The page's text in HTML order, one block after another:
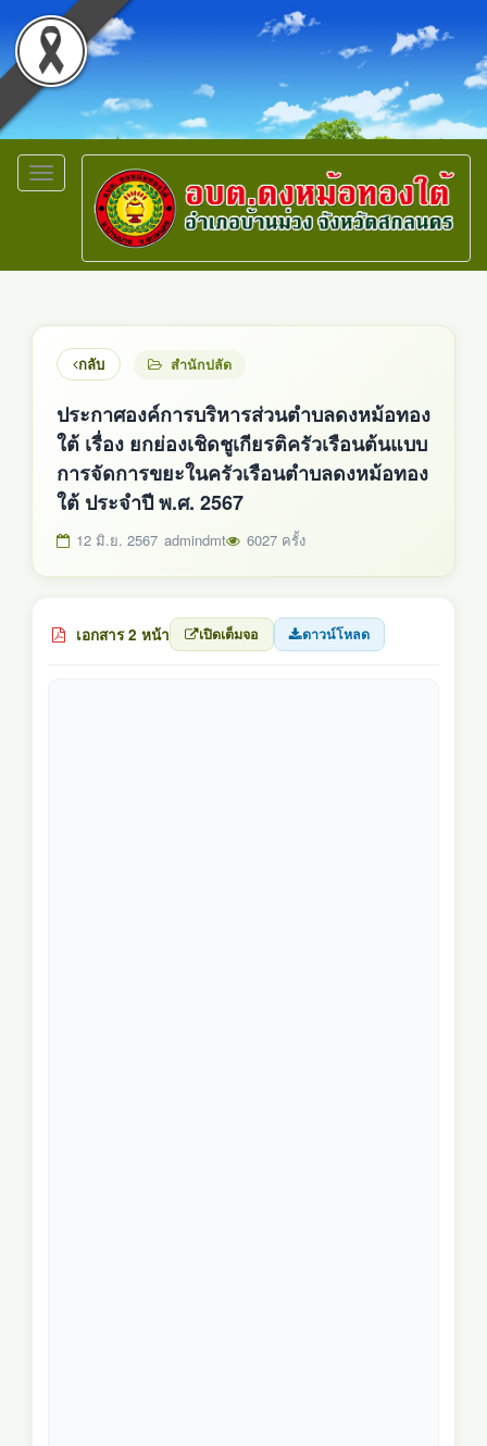
Toggle
navigation
กลับ สำนักปลัด
ประกาศองค์การบริหารส่วนตำบลดงหม้อทอง
ใต้ เรื่อง ยกย่องเชิดชูเกียรติครัวเรือนต้นแบบ
การจัดการขยะในครัวเรือนตำบลดงหม้อทอง
ใต้ ประจำปี พ.ศ. 2567
12 มิ.ย. 2567 admindmt 6027 ครั้ง
เอกสาร 2 หน้า เปิดเต็มจอ ดาวน์โหลด